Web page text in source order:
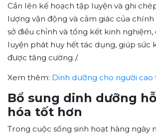
Cần lên kế hoạch tập luyện và ghi
lượng vận động và cảm giác của
sở điều chỉnh và tổng kết kinh nghiệm,
luyện phát huy hết tác dụng, giúp sức
được tăng cường./.
Xem thêm: Dinh dưỡng cho người cao
Bổ sung dinh dưỡng
hóa tốt hơn
Trong cuộc sống sinh hoạt hàng ngày